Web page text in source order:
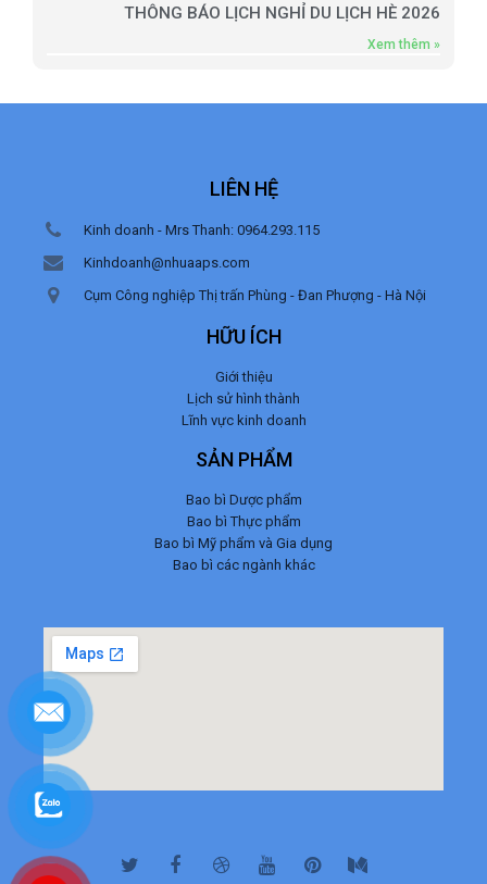
THÔNG BÁO LỊCH NGHỈ DU LỊCH HÈ 2026
Xem thêm »
LIÊN HỆ
Kinh doanh - Mrs Thanh: 0964.293.115
Kinhdoanh@nhuaaps.com
Cụm Công nghiệp Thị trấn Phùng - Đan Phượng - Hà Nội
HỮU ÍCH
Giới thiệu
Lịch sử hình thành
Lĩnh vực kinh doanh
SẢN PHẨM
Bao bì Dược phẩm
Bao bì Thực phẩm
Bao bì Mỹ phẩm và Gia dụng
Bao bì các ngành khác